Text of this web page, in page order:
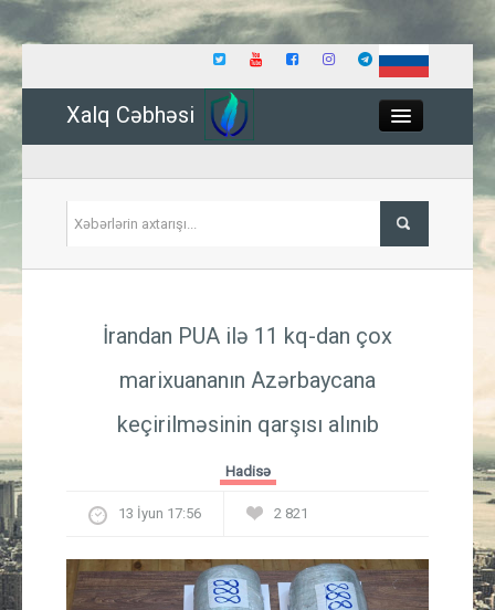
Xalq Cəbhəsi
İqtisadiyyat
Güney Azərbaycan
Mədəniyyət
İrandan PUA ilə 11 kq-dan çox
marixuananın Azərbaycana
keçirilməsinin qarşısı alınıb
Hadisə
13 İyun 17:56 2 821